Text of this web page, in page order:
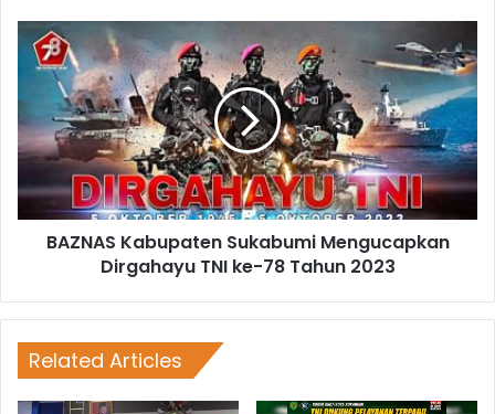
BAZNAS Kabupaten Sukabumi Mengucapkan
Dirgahayu TNI ke-78 Tahun 2023
Related Articles